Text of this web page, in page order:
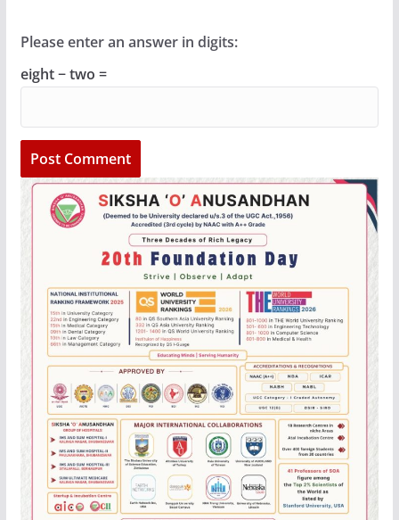
Please enter an answer in digits:
eight − two =